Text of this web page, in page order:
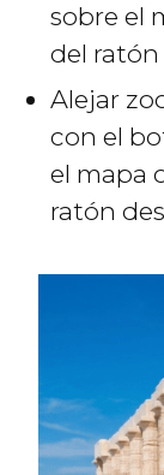
sobre el
del ratón
Alejar
con el
el mapa
ratón